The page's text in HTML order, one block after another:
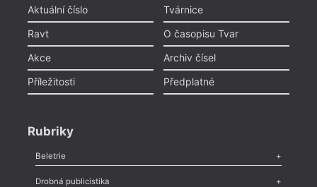
Aktuální číslo
Ravt
Akce
Příležitosti
Tvárnice
O časopisu Tvar
Archiv čísel
Předplatné
Rubriky
Beletrie
Poezie,Próza,Dokumenty
Drobná publicistika